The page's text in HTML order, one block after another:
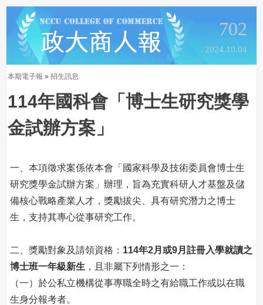
702
2024.10.04
本期電子報 » 招生訊息
114年國科會「博士生研究獎學
金試辦方案」
一、本項徵求案係依本會「國家科學及技術委員會博士生
研究獎學金試辦方案」辦理，旨為充實科研人才基盤及儲
備核心戰略產業人才，獎勵拔尖、具有研究潛力之博士
生，支持其專心從事研究工作。
二、獎勵對象及請領資格： 114年2月或9月註冊入學就讀之
博士班一年級新生 ，且非屬下列情形之一：
（一）於公私立機構從事專職全時之有給職工作或以在職
生身分報考者。